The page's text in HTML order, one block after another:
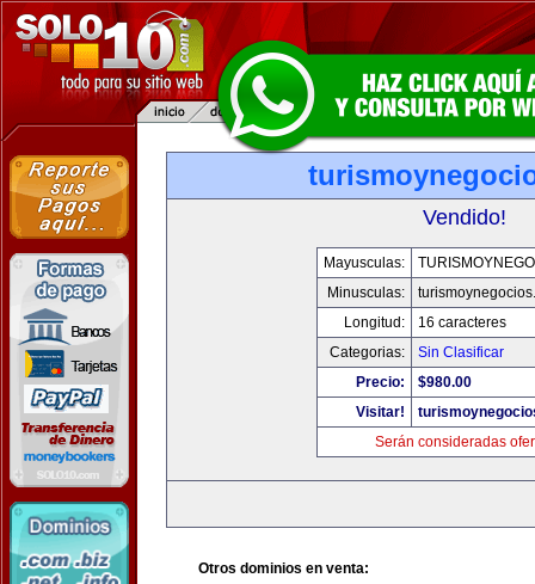
Vendido!
Mayusculas:
Minusculas:
Longitud:
16 caracteres
Categorias:
Sin Clasificar
Precio:
$980.00
Visitar!
Serán consideradas
Otros dominios en venta: